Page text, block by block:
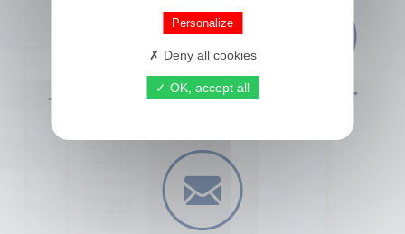
+33 (0) 1 44 41 29 19 CONTACT
Personalize
Deny all cookies
OK, accept all